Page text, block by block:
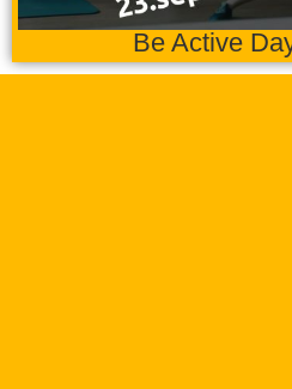
Be Active